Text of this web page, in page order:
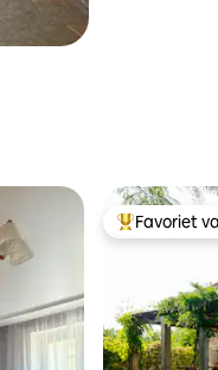
Topfavoriet
Favoriet